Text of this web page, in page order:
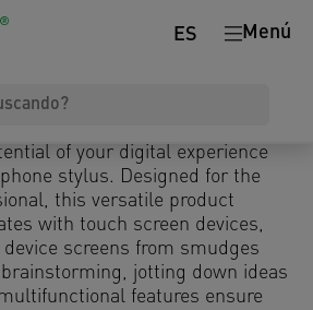
Menú
ES
of your digital experience
stylus. Designed for the
this versatile product
with touch screen devices,
screens from smudges
jotting down ideas
features ensure